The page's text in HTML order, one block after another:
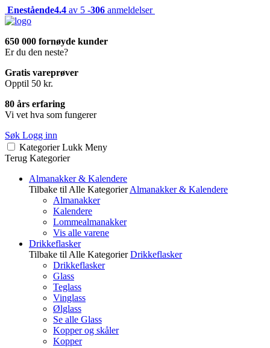
Enestående4.4 av 5 -306 anmeldelser
650 000 fornøyde kunder
Er du den neste?
Gratis vareprøver
Opptil 50 kr.
80 års erfaring
Vi vet hva som fungerer
Søk Logg inn
Kategorier Lukk Meny
Terug Kategorier
Almanakker & Kalendere
Tilbake til Alle Kategorier Almanakker & Kalendere
Almanakker
Kalendere
Lommealmanakker
Vis alle varene
Drikkeflasker
Tilbake til Alle Kategorier Drikkeflasker
Drikkeflasker
Glass
Teglass
Vinglass
Ølglass
Se alle Glass
Kopper og skåler
Kopper